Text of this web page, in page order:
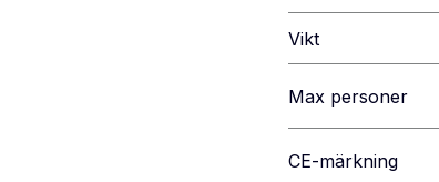
Vikt
Max personer
CE-märkning